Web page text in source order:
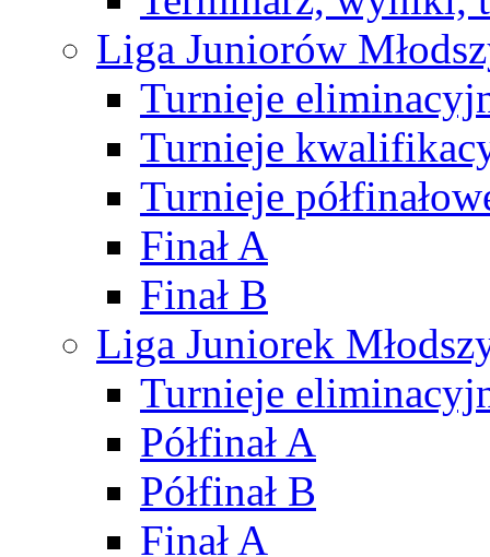
Liga Juniorów
Turnieje
Turnieje
Turnieje
Finał A
Finał B
Liga Juniorek
Turnieje
Półfinał A
Półfinał B
Finał A